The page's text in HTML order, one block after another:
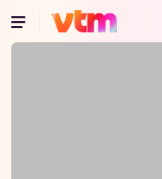
Oeps, browser